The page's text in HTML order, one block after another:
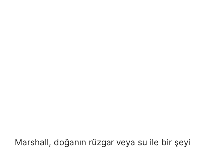
Marshall, doğanın rüzgar veya su ile bir şeyi